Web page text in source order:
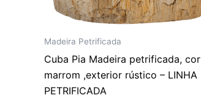
Madeira Petrificada
Cuba Pia Madeira petrificada, cor
marrom ,exterior rústico – LINHA
PETRIFICADA